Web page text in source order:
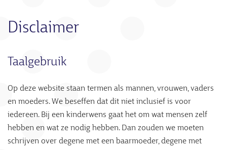
Disclaimer
Taalgebruik
Op deze website staan termen als mannen, vrouwen, vaders
en moeders. We beseffen dat dit niet inclusief is voor
iedereen. Bij een kinderwens gaat het om wat mensen zelf
hebben en wat ze nodig hebben. Dan zouden we moeten
schrijven over degene met een baarmoeder, degene met